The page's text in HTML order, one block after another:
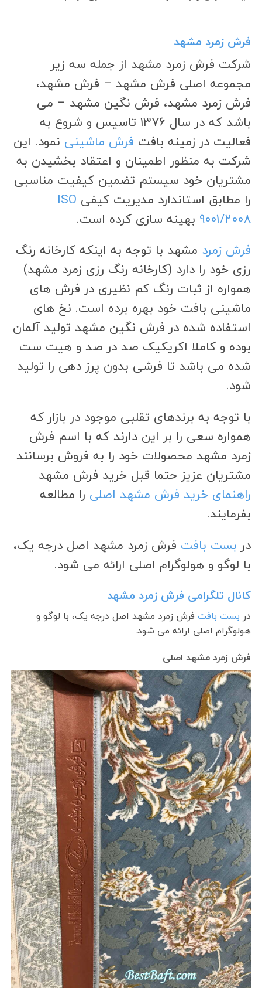
فرش زمرد مشهد
شرکت فرش زمرد مشهد از جمله سه زیر
مجموعه اصلی فرش مشهد – فرش مشهد،
فرش زمرد مشهد، فرش نگین مشهد – می
باشد که در سال ۱۳۷۶ تاسیس و شروع به
فعالیت در زمینه بافت فرش ماشینی نمود. این
شرکت به منظور اطمینان و اعتقاد بخشیدن به
مشتریان خود سیستم تضمین کیفیت مناسبی
را مطابق استاندارد مدیریت کیفی ISO
9001/2008 بهینه سازی کرده است.
فرش زمرد مشهد با توجه به اینکه کارخانه رنگ
رزی خود را دارد (کارخانه رنگ رزی زمرد مشهد)
همواره از ثبات رنگ کم نظیری در فرش های
ماشینی بافت خود بهره برده است. نخ های
استفاده شده در فرش نگین مشهد تولید آلمان
بوده و کاملا اکریکیک صد در صد و هیت ست
شده می باشد تا فرشی بدون پرز دهی را تولید
شود.
با توجه به برندهای تقلبی موجود در بازار که
همواره سعی را بر این دارند که با اسم فرش
زمرد مشهد محصولات خود را به فروش برسانند
مشتریان عزیز حتما قبل خرید فرش مشهد
راهنمای خرید فرش مشهد اصلی را مطالعه
بفرمایند.
در بست بافت فرش زمرد مشهد اصل درجه یک،
با لوگو و هولوگرام اصلی ارائه می شود.
کانال تلگرامی فرش زمرد مشهد
در بست بافتفرش زمرد مشهد اصل درجه یک، با لوگو و
هولوگرام اصلی ارائه می شود.
فرش زمرد مشهد اصلی